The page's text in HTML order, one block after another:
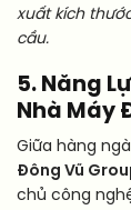
xuất kích
cầu.
5. Năng
Nhà Máy
Giữa hàng
Đông Vũ
chủ công